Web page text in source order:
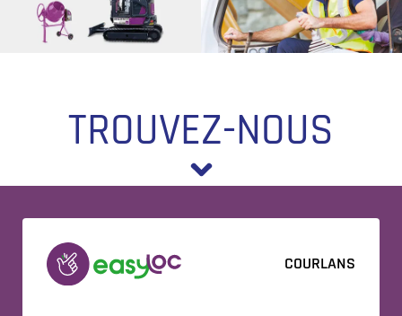
TROUVEZ-NOUS
COURLANS